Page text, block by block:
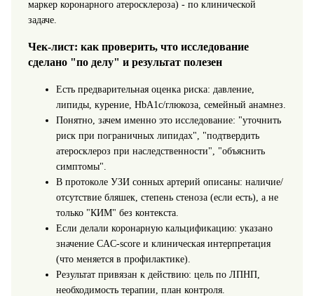
маркер коронарного атеросклероза) - по клинической
задаче.
Чек‑лист: как проверить, что исследование
сделано "по делу" и результат полезен
Есть предварительная оценка риска: давление,
липиды, курение, HbA1c/глюкоза, семейный анамнез.
Понятно, зачем именно это исследование: "уточнить
риск при пограничных липидах", "подтвердить
атеросклероз при наследственности", "объяснить
симптомы".
В протоколе УЗИ сонных артерий описаны: наличие/
отсутствие бляшек, степень стеноза (если есть), а не
только "КИМ" без контекста.
Если делали коронарную кальцификацию: указано
значение CAC‑score и клиническая интерпретация
(что меняется в профилактике).
Результат привязан к действию: цель по ЛПНП,
необходимость терапии, план контроля.